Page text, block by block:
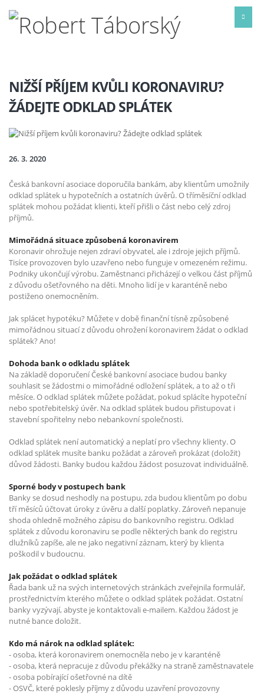
NIŽŠÍ PŘÍJEM KVŮLI KORONAVIRU?
ŽÁDEJTE ODKLAD SPLÁTEK
26. 3. 2020
Česká bankovní asociace doporučila bankám, aby klientům umožnily
odklad splátek u hypotečních a ostatních úvěrů. O tříměsíční odklad
splátek mohou požádat klienti, kteří přišli o část nebo celý zdroj
příjmů.
Mimořádná situace způsobená koronavirem
Koronavir ohrožuje nejen zdraví obyvatel, ale i zdroje jejich příjmů.
Tisíce provozoven bylo uzavřeno nebo funguje v omezeném režimu.
Podniky ukončují výrobu. Zaměstnanci přicházejí o velkou část příjmů
z důvodu ošetřovného na děti. Mnoho lidí je v karanténě nebo
postiženo onemocněním.
Jak splácet hypotéku? Můžete v době finanční tísně způsobené
mimořádnou situací z důvodu ohrožení koronavirem žádat o odklad
splátek? Ano!
Dohoda bank o odkladu splátek
Na základě doporučení České bankovní asociace budou banky
souhlasit se žádostmi o mimořádné odložení splátek, a to až o tři
měsíce. O odklad splátek můžete požádat, pokud splácíte hypoteční
nebo spotřebitelský úvěr. Na odklad splátek budou přistupovat i
stavební spořitelny nebo nebankovní společnosti.
Odklad splátek není automatický a neplatí pro všechny klienty. O
odklad splátek musíte banku požádat a zároveň prokázat (doložit)
důvod žádosti. Banky budou každou žádost posuzovat individuálně.
Sporné body v postupech bank
Banky se dosud neshodly na postupu, zda budou klientům po dobu
tří měsíců účtovat úroky z úvěru a další poplatky. Zároveň nepanuje
shoda ohledně možného zápisu do bankovního registru. Odklad
splátek z důvodu koronaviru se podle některých bank do registru
dlužníků zapíše, ale ne jako negativní záznam, který by klienta
poškodil v budoucnu.
Jak požádat o odklad splátek
Řada bank už na svých internetových stránkách zveřejnila formulář,
prostřednictvím kterého můžete o odklad splátek požádat. Ostatní
banky vyzývají, abyste je kontaktovali e-mailem. Každou žádost je
nutné bance doložit.
Kdo má nárok na odklad splátek:
- osoba, která koronavirem onemocněla nebo je v karanténě
- osoba, která nepracuje z důvodu překážky na straně zaměstnavatele
- osoba pobírající ošetřovné na dítě
- OSVČ, které poklesly příjmy z důvodu uzavření provozovny